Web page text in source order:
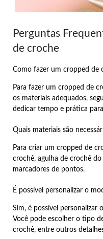
Perguntas
de croche
Como fazer um cropped de
Para fazer um cropped de
os materiais adequados,
dedicar tempo e prática
Quais materiais são
Para criar um cropped de
crochê, agulha de crochê
marcadores de pontos.
É possível personalizar o
Sim, é possível personalizar
Você pode escolher o tipo
crochê, entre outros